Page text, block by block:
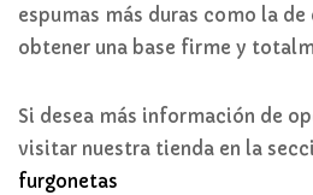
espumas más duras como la de
obtener una base firme y
Si desea más información de
visitar nuestra tienda en la
furgonetas